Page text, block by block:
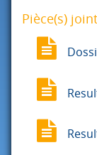
Pièce(s)